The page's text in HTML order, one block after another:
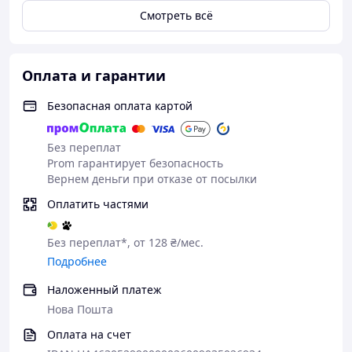
Ключевые преимущества и особенности
всего тела.
Способствуют снижению нагрузки на суставы.
Подходят пользователям разного возраста и
уровня подготовки.
Жесткая двухсекционная конструкция.
Телескопическая регулировка длины
Надежные внешние эксцентриковые
Рукоятки из натуральной пробки.
Быстросъемный регулируемый
Смотреть всё
Оплата и гарантии
Безопасная оплата картой
Без переплат
Prom гарантирует безопасность
Вернем деньги при отказе от посылки
Оплатить частями
Без переплат*, от 128 ₴/мес.
Подробнее
Наложенный платеж
Нова Пошта
Оплата на счет